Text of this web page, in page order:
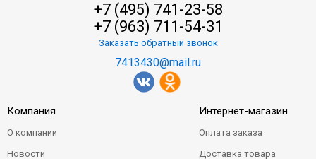
+7 (495) 741-23-58
+7 (963) 711-54-31
Заказать обратный звонок
7413430@mail.ru
Компания
О компании
Новости
Интернет-магазин
Оплата заказа
Доставка товара